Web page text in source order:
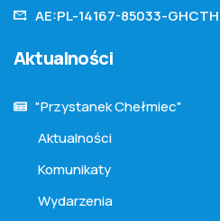
AE:PL-14167-85033-
Aktualności
"Przystanek Chełmiec"
Aktualności
Komunikaty
Wydarzenia